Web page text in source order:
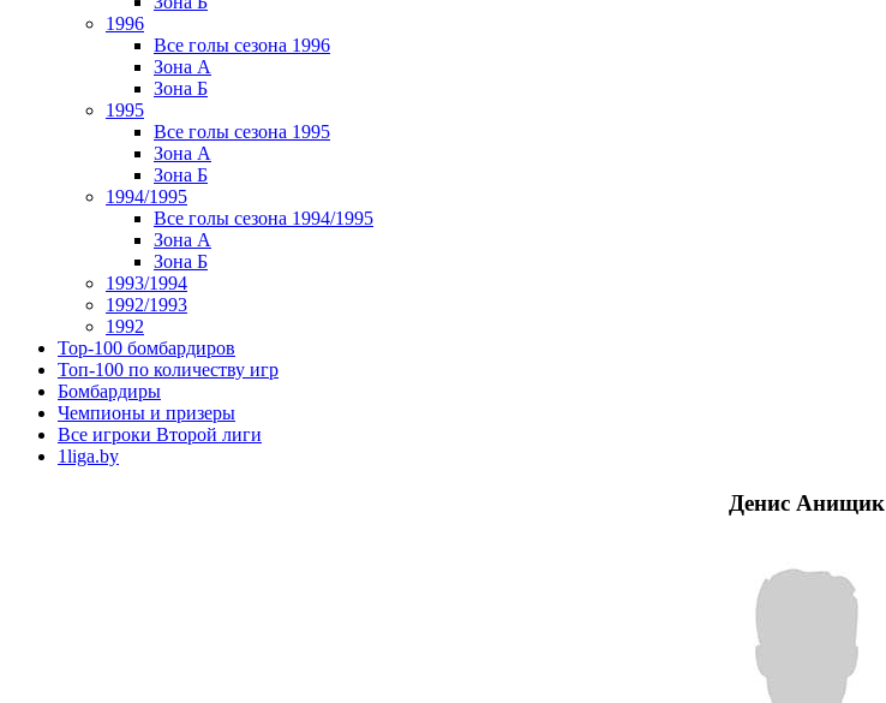
1996
Все голы сезона 1996
Зона А
Зона Б
1995
Все голы сезона 1995
Зона А
Зона Б
1994/1995
Все голы сезона 1994/1995
Зона А
Зона Б
1993/1994
1992/1993
1992
Top-100 бомбардиров
Топ-100 по количеству игр
Бомбардиры
Чемпионы и призеры
Все игроки Второй лиги
1liga.by
Денис Анищик